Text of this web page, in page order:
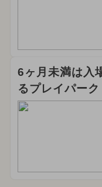
6ヶ月未満は入
るプレイパーク